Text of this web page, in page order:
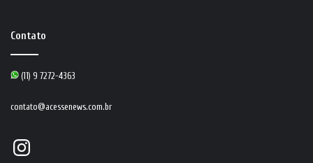
Contato
(11) 9 7272-4363
contato@acessenews.com.br
Instagram